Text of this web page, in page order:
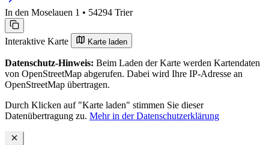
In den Moselauen 1 • 54294 Trier
Interaktive Karte Karte laden
Datenschutz-Hinweis: Beim Laden der Karte werden Kartendaten
von OpenStreetMap abgerufen. Dabei wird Ihre IP-Adresse an
OpenStreetMap übertragen.
Durch Klicken auf "Karte laden" stimmen Sie dieser
Datenübertragung zu. Mehr in der Datenschutzerklärung